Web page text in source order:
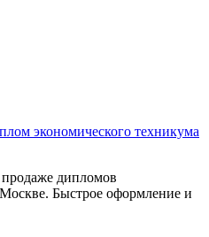
экономического техникума
дипломов
Быстрое оформление и